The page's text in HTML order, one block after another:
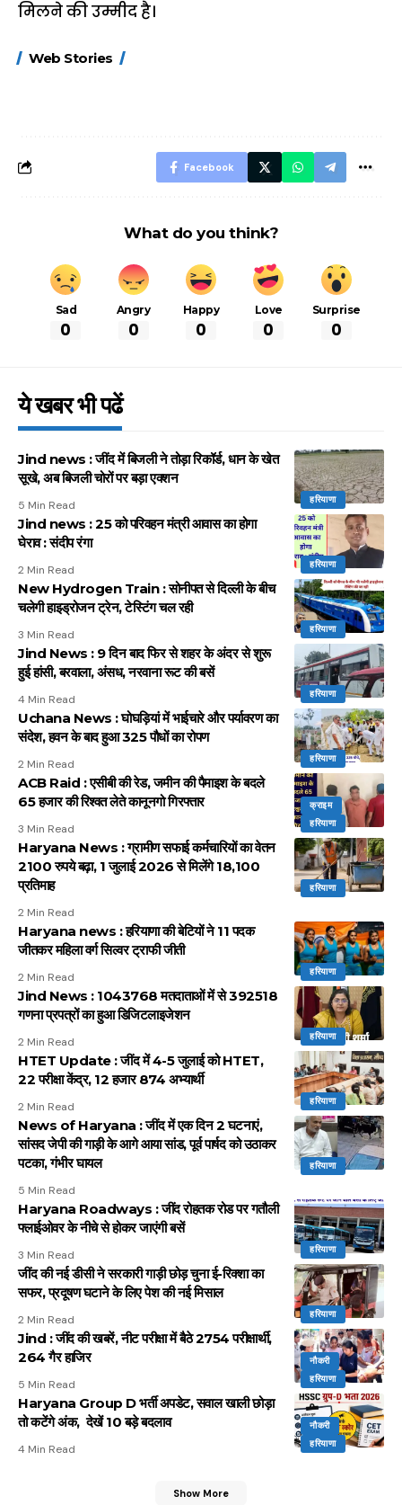
मिलने की उम्मीद है।
Web Stories
FASTag के ये नए
Facebook
What do you think?
Sad
0
Angry
0
Happy
0
Love
0
Surprise
0
ये खबर भी पढें
हरियाणा
Jind news : जींद में बिजली ने तोड़ा रिकॉर्ड, धान के खेत
सूखे, अब बिजली चोरों पर बड़ा एक्शन
5 Min Read
हरियाणा
Jind news : 25 को परिवहन मंत्री आवास का होगा
घेराव : संदीप रंगा
2 Min Read
हरियाणा
New Hydrogen Train : सोनीपत से दिल्ली के बीच
चलेगी हाइड्रोजन ट्रेन, टेस्टिंग चल रही
3 Min Read
हरियाणा
Jind News : 9 दिन बाद फिर से शहर के अंदर से शुरू
हुई हांसी, बरवाला, अंसध, नरवाना रूट की बसें
4 Min Read
हरियाणा
Uchana News : घोघड़ियां में भाईचारे और पर्यावरण का
संदेश, हवन के बाद हुआ 325 पौधों का रोपण
2 Min Read
क्राइम
हरियाणा
ACB Raid : एसीबी की रेड, जमीन की पैमाइश के बदले
65 हजार की रिश्वत लेते कानूनगो गिरफ्तार
3 Min Read
हरियाणा
Haryana News : ग्रामीण सफाई कर्मचारियों का वेतन
2100 रुपये बढ़ा, 1 जुलाई 2026 से मिलेंगे 18,100
प्रतिमाह
2 Min Read
हरियाणा
Haryana news : हरियाणा की बेटियों ने 11 पदक
जीतकर महिला वर्ग सिल्वर ट्राफी जीती
2 Min Read
हरियाणा
Jind News : 1043768 मतदाताओं में से 392518
गणना प्रपत्रों का हुआ डिजिटलाइजेशन
2 Min Read
हरियाणा
HTET Update : जींद में 4-5 जुलाई को HTET,
22 परीक्षा केंद्र, 12 हजार 874 अभ्यार्थी
2 Min Read
हरियाणा
News of Haryana : जींद में एक दिन 2 घटनाएं,
सांसद जेपी की गाड़ी के आगे आया सांड, पूर्व पार्षद को उठाकर
पटका, गंभीर घायल
5 Min Read
हरियाणा
Haryana Roadways : जींद रोहतक रोड पर गतौली
फ्लाईओवर के नीचे से होकर जाएंगी बसें
3 Min Read
हरियाणा
जींद की नई डीसी ने सरकारी गाड़ी छोड़ चुना ई-रिक्शा का
सफर, प्रदूषण घटाने के लिए पेश की नई मिसाल
2 Min Read
नौकरी
हरियाणा
Jind : जींद की खबरें, नीट परीक्षा में बैठे 2754 परीक्षार्थी,
264 गैर हाजिर
5 Min Read
नौकरी
हरियाणा
Haryana Group D भर्ती अपडेट, सवाल खाली छोड़ा
तो कटेंगे अंक, देखें 10 बड़े बदलाव
4 Min Read
Show More